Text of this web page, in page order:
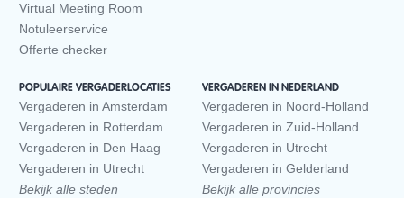
Virtual Meeting Room
Notuleerservice
Offerte checker
POPULAIRE VERGADERLOCATIES
Vergaderen in Amsterdam
Vergaderen in Rotterdam
Vergaderen in Den Haag
Vergaderen in Utrecht
Bekijk alle steden
VERGADEREN IN NEDERLAND
Vergaderen in Noord-Holland
Vergaderen in Zuid-Holland
Vergaderen in Utrecht
Vergaderen in Gelderland
Bekijk alle provincies